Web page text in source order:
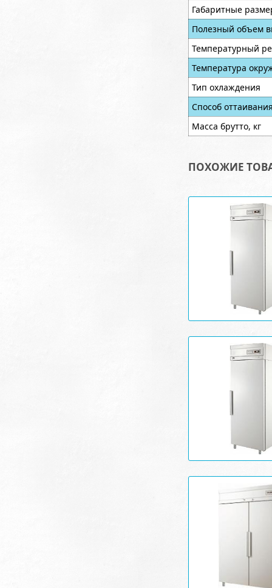
Габаритные
Полезный объем
Температурный
Температура
Тип охлаждения
Способ
Масса брутто, кг
ПОХОЖИЕ